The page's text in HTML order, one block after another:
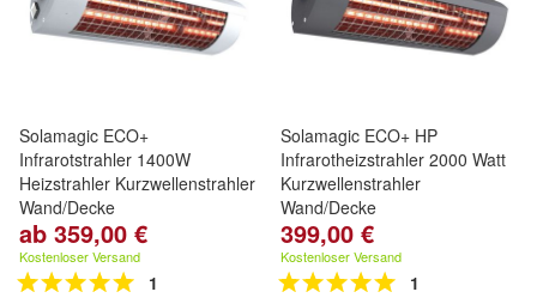
Solamagic ECO+
Infrarotstrahler 1400W
Heizstrahler Kurzwellenstrahler
Wand/Decke
ab 359,00 €
Kostenloser Versand
1
Solamagic ECO+ HP
Infrarotheizstrahler 2000 Watt
Kurzwellenstrahler
Wand/Decke
399,00 €
Kostenloser Versand
1